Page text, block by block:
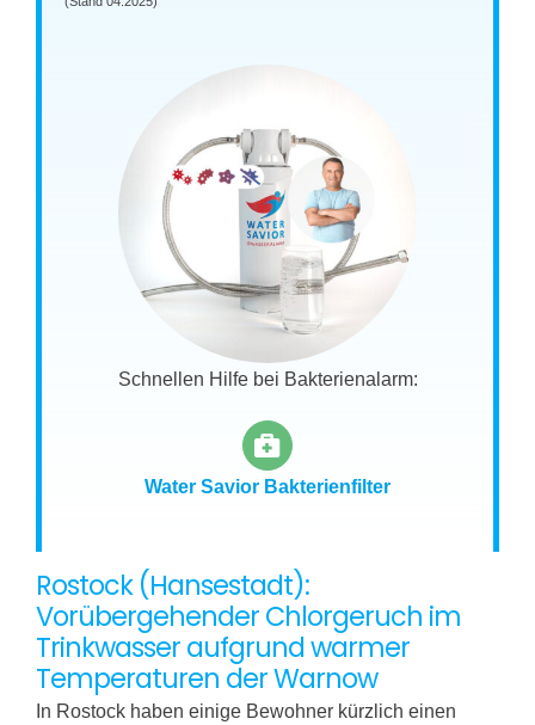
Schnellen Hilfe bei Bakterienalarm:
Water Savior Bakterienfilter
Rostock (Hansestadt):
Vorübergehender Chlorgeruch im
Trinkwasser aufgrund warmer
Temperaturen der Warnow
In Rostock haben einige Bewohner kürzlich einen